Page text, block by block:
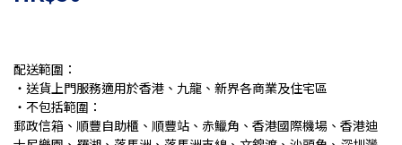
配送範圍：
・送貨上門服務適用於香港、九龍、新界各商業及住宅區
・不包括範圍：
郵政信箱、順豐自助櫃、順豐站、赤鱲角、香港國際機場、香港迪